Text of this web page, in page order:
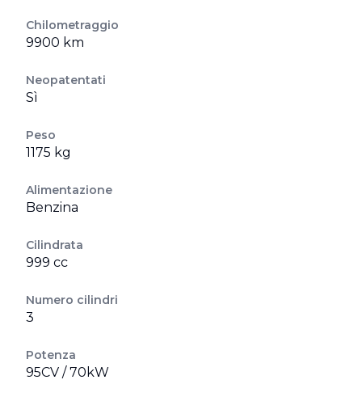
Chilometraggio
9900 km
Neopatentati
Sì
Peso
1175 kg
Alimentazione
Benzina
Cilindrata
999 cc
Numero cilindri
3
Potenza
95CV / 70kW